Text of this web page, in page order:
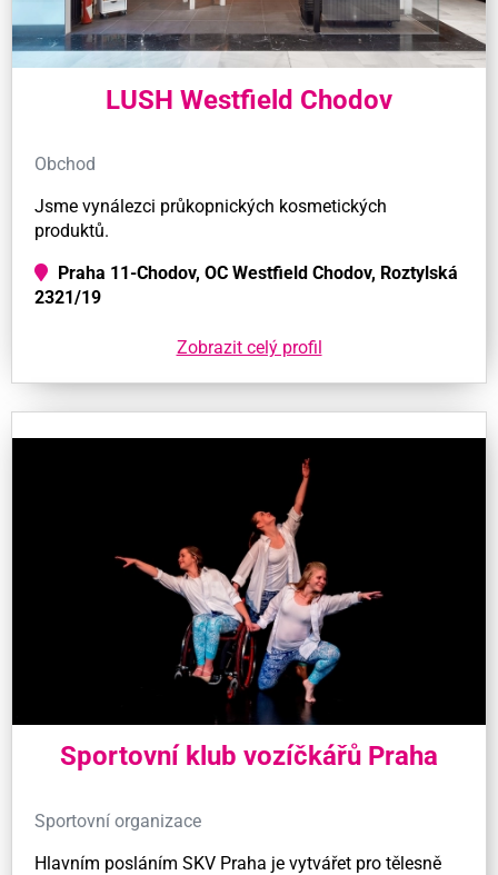
LUSH Westfield Chodov
Obchod
Jsme vynálezci průkopnických kosmetických
produktů.
Praha 11-Chodov, OC Westfield Chodov, Roztylská
2321/19
Zobrazit celý profil
Sportovní klub vozíčkářů Praha
Sportovní organizace
Hlavním posláním SKV Praha je vytvářet pro tělesně